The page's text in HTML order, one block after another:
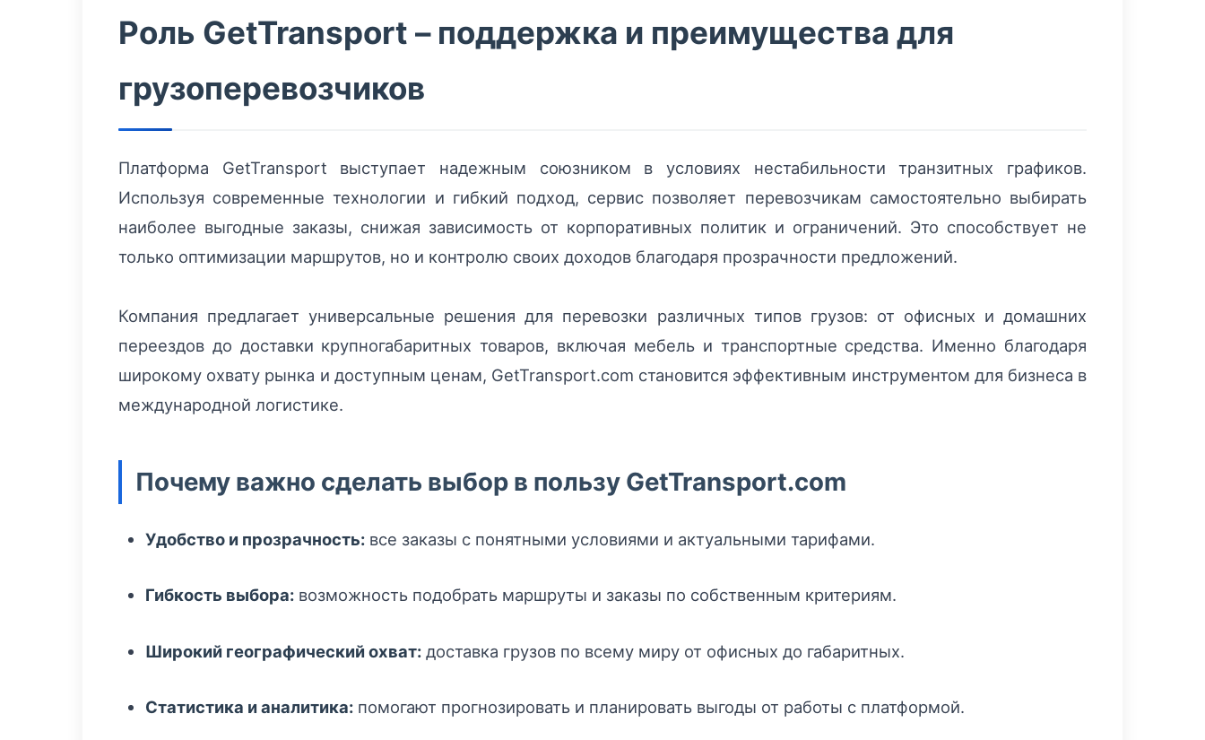
Роль GetTransport – поддержка и преимущества для
грузоперевозчиков
Платформа GetTransport выступает надежным союзником в условиях нестабильности транзитных графиков.
Используя современные технологии и гибкий подход, сервис позволяет перевозчикам самостоятельно выбирать
наиболее выгодные заказы, снижая зависимость от корпоративных политик и ограничений. Это способствует не
только оптимизации маршрутов, но и контролю своих доходов благодаря прозрачности предложений.
Компания предлагает универсальные решения для перевозки различных типов грузов: от офисных и домашних
переездов до доставки крупногабаритных товаров, включая мебель и транспортные средства. Именно благодаря
широкому охвату рынка и доступным ценам, GetTransport.com становится эффективным инструментом для бизнеса в
международной логистике.
Почему важно сделать выбор в пользу GetTransport.com
Удобство и прозрачность: все заказы с понятными условиями и актуальными тарифами.
Гибкость выбора: возможность подобрать маршруты и заказы по собственным критериям.
Широкий географический охват: доставка грузов по всему миру от офисных до габаритных.
Статистика и аналитика: помогают прогнозировать и планировать выгоды от работы с платформой.